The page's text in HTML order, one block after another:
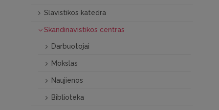
Slavistikos katedra
Skandinavistikos centras
Darbuotojai
Mokslas
Naujienos
Biblioteka